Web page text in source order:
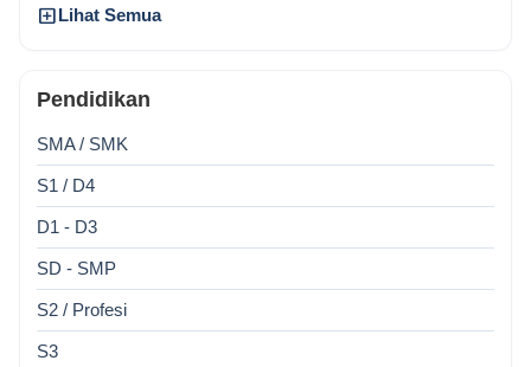
add_boxLihat Semua
Pendidikan
SMA / SMK
S1 / D4
D1 - D3
SD - SMP
S2 / Profesi
S3